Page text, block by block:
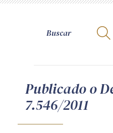
A
Como
Publicado o
7.546/2011